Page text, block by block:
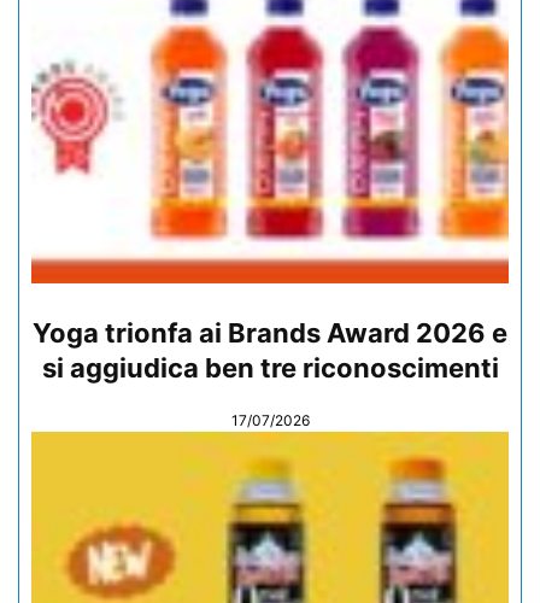
Yoga trionfa ai Brands Award 2026 e
si aggiudica ben tre riconoscimenti
17/07/2026